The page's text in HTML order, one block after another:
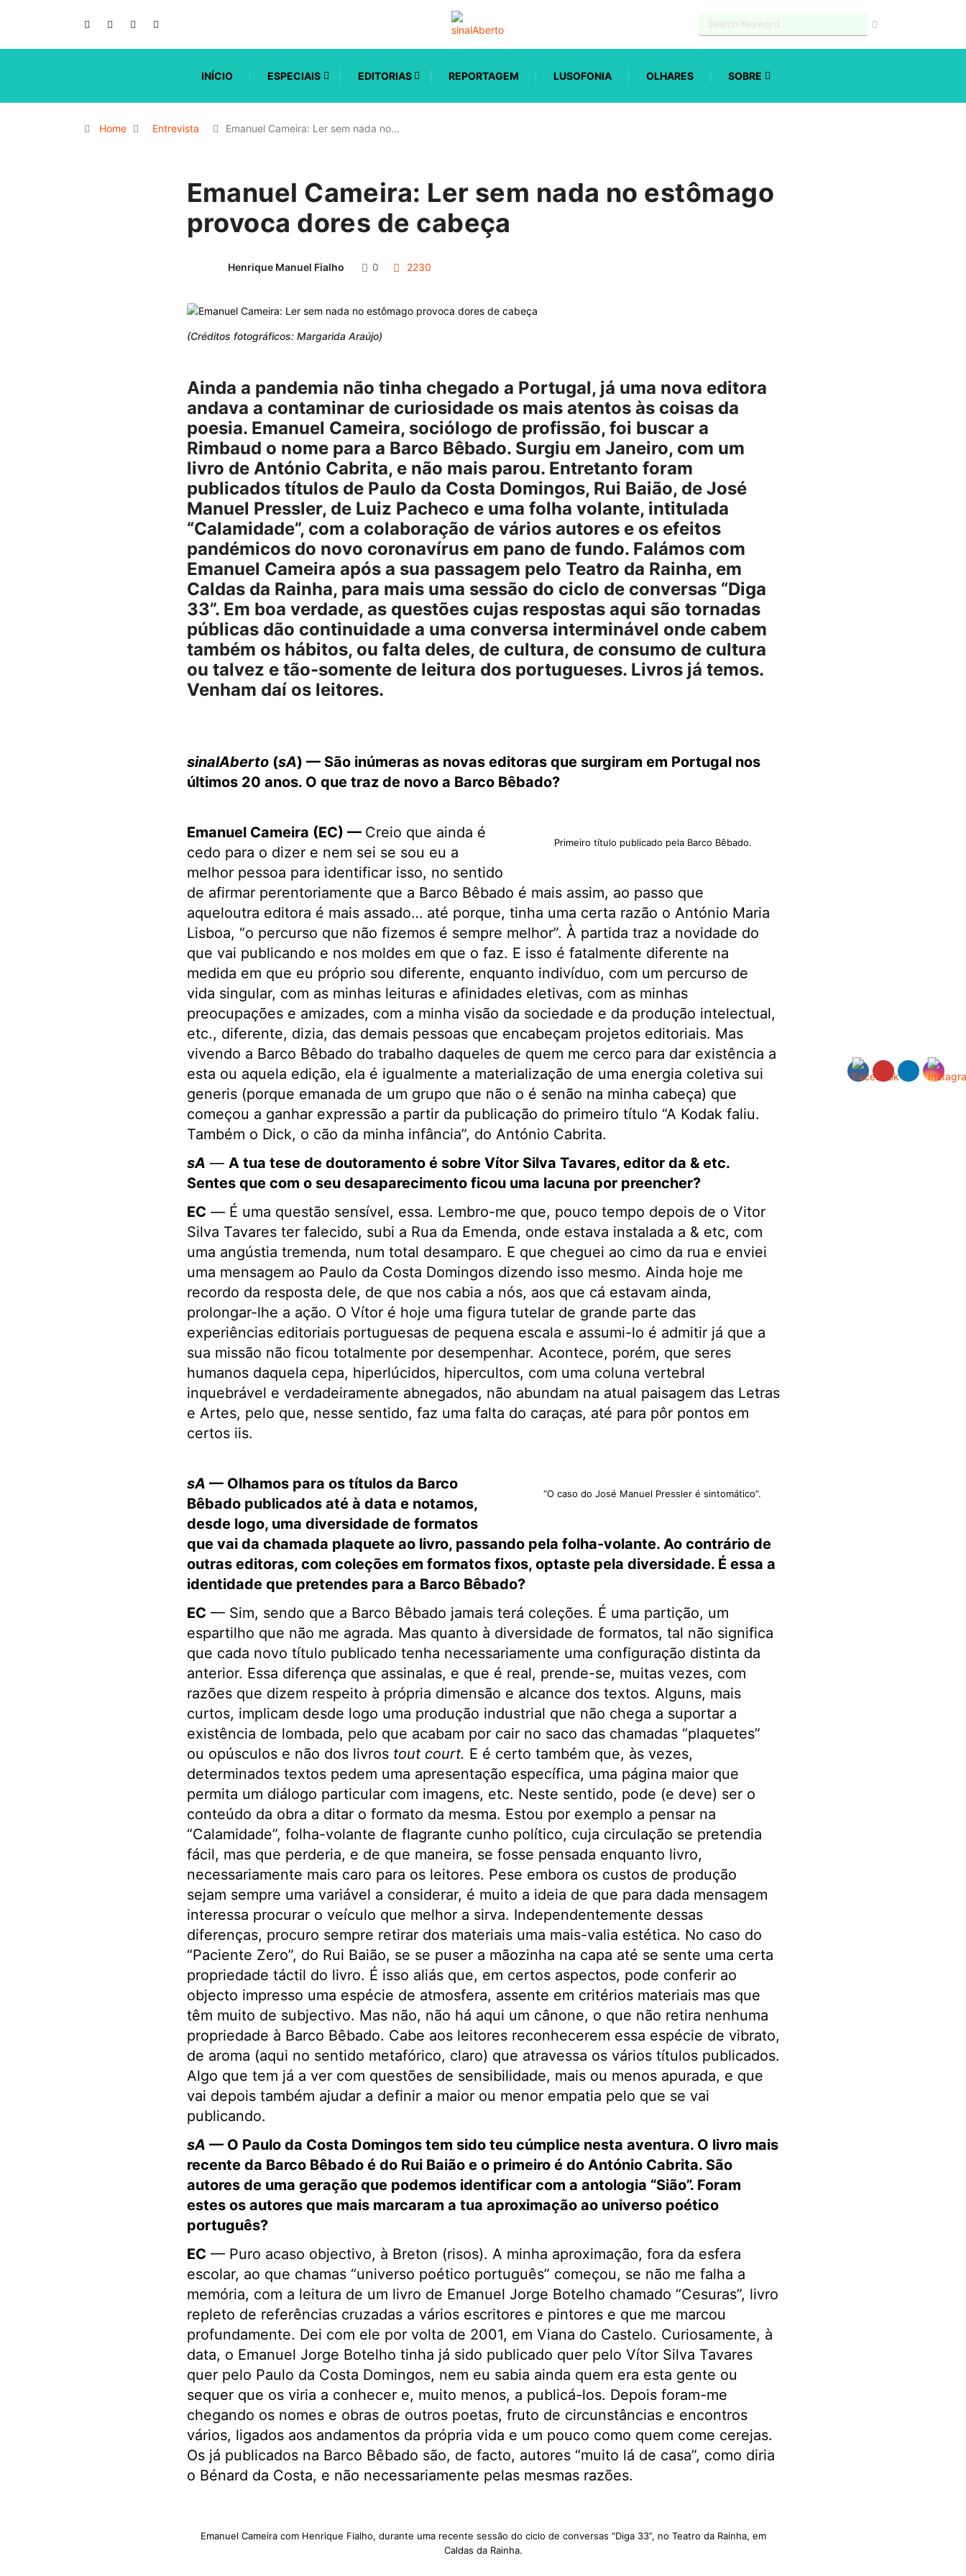
INÍCIO ESPECIAIS EDITORIAS REPORTAGEM LUSOFONIA OLHARES SOBRE
Home Entrevista Emanuel Cameira: Ler sem nada no…
Emanuel Cameira: Ler sem nada no estômago
provoca dores de cabeça
Henrique Manuel Fialho 0 2230
(Créditos fotográficos: Margarida Araújo)
Ainda a pandemia não tinha chegado a Portugal, já uma nova editora
andava a contaminar de curiosidade os mais atentos às coisas da
poesia. Emanuel Cameira, sociólogo de profissão, foi buscar a
Rimbaud o nome para a Barco Bêbado. Surgiu em Janeiro, com um
livro de António Cabrita, e não mais parou. Entretanto foram
publicados títulos de Paulo da Costa Domingos, Rui Baião, de José
Manuel Pressler, de Luiz Pacheco e uma folha volante, intitulada
“Calamidade”, com a colaboração de vários autores e os efeitos
pandémicos do novo coronavírus em pano de fundo. Falámos com
Emanuel Cameira após a sua passagem pelo Teatro da Rainha, em
Caldas da Rainha, para mais uma sessão do ciclo de conversas “Diga
33”. Em boa verdade, as questões cujas respostas aqui são tornadas
públicas dão continuidade a uma conversa interminável onde cabem
também os hábitos, ou falta deles, de cultura, de consumo de cultura
ou talvez e tão-somente de leitura dos portugueses. Livros já temos.
Venham daí os leitores.
sinalAberto(sA) — São inúmeras as novas editoras que surgiram em Portugal nos
últimos 20 anos. O que traz de novo a Barco Bêbado?
Primeiro título publicado pela Barco Bêbado.
Emanuel Cameira (EC) — Creio que ainda é
cedo para o dizer e nem sei se sou eu a
melhor pessoa para identificar isso, no sentido
de afirmar perentoriamente que a Barco Bêbado é mais assim, ao passo que
aqueloutra editora é mais assado… até porque, tinha uma certa razão o António Maria
Lisboa, “o percurso que não fizemos é sempre melhor”. À partida traz a novidade do
que vai publicando e nos moldes em que o faz. E isso é fatalmente diferente na
medida em que eu próprio sou diferente, enquanto indivíduo, com um percurso de
vida singular, com as minhas leituras e afinidades eletivas, com as minhas
preocupações e amizades, com a minha visão da sociedade e da produção intelectual,
etc., diferente, dizia, das demais pessoas que encabeçam projetos editoriais. Mas
vivendo a Barco Bêbado do trabalho daqueles de quem me cerco para dar existência a
esta ou aquela edição, ela é igualmente a materialização de uma energia coletiva sui
generis (porque emanada de um grupo que não o é senão na minha cabeça) que
começou a ganhar expressão a partir da publicação do primeiro título “A Kodak faliu.
Também o Dick, o cão da minha infância”, do António Cabrita.
sA — A tua tese de doutoramento é sobre Vítor Silva Tavares, editor da & etc.
Sentes que com o seu desaparecimento ficou uma lacuna por preencher?
EC — É uma questão sensível, essa. Lembro-me que, pouco tempo depois de o Vitor
Silva Tavares ter falecido, subi a Rua da Emenda, onde estava instalada a & etc, com
uma angústia tremenda, num total desamparo. E que cheguei ao cimo da rua e enviei
uma mensagem ao Paulo da Costa Domingos dizendo isso mesmo. Ainda hoje me
recordo da resposta dele, de que nos cabia a nós, aos que cá estavam ainda,
prolongar-lhe a ação. O Vítor é hoje uma figura tutelar de grande parte das
experiências editoriais portuguesas de pequena escala e assumi-lo é admitir já que a
sua missão não ficou totalmente por desempenhar. Acontece, porém, que seres
humanos daquela cepa, hiperlúcidos, hipercultos, com uma coluna vertebral
inquebrável e verdadeiramente abnegados, não abundam na atual paisagem das Letras
e Artes, pelo que, nesse sentido, faz uma falta do caraças, até para pôr pontos em
certos iis.
“O caso do José Manuel Pressler é sintomático”.
sA — Olhamos para os títulos da Barco
Bêbado publicados até à data e notamos,
desde logo, uma diversidade de formatos
que vai da chamada plaquete ao livro, passando pela folha-volante. Ao contrário de
outras editoras, com coleções em formatos fixos, optaste pela diversidade. É essa a
identidade que pretendes para a Barco Bêbado?
EC — Sim, sendo que a Barco Bêbado jamais terá coleções. É uma partição, um
espartilho que não me agrada. Mas quanto à diversidade de formatos, tal não significa
que cada novo título publicado tenha necessariamente uma configuração distinta da
anterior. Essa diferença que assinalas, e que é real, prende-se, muitas vezes, com
razões que dizem respeito à própria dimensão e alcance dos textos. Alguns, mais
curtos, implicam desde logo uma produção industrial que não chega a suportar a
existência de lombada, pelo que acabam por cair no saco das chamadas “plaquetes”
ou opúsculos e não dos livros tout court. E é certo também que, às vezes,
determinados textos pedem uma apresentação específica, uma página maior que
permita um diálogo particular com imagens, etc. Neste sentido, pode (e deve) ser o
conteúdo da obra a ditar o formato da mesma. Estou por exemplo a pensar na
“Calamidade”, folha-volante de flagrante cunho político, cuja circulação se pretendia
fácil, mas que perderia, e de que maneira, se fosse pensada enquanto livro,
necessariamente mais caro para os leitores. Pese embora os custos de produção
sejam sempre uma variável a considerar, é muito a ideia de que para dada mensagem
interessa procurar o veículo que melhor a sirva. Independentemente dessas
diferenças, procuro sempre retirar dos materiais uma mais-valia estética. No caso do
“Paciente Zero”, do Rui Baião, se se puser a mãozinha na capa até se sente uma certa
propriedade táctil do livro. É isso aliás que, em certos aspectos, pode conferir ao
objecto impresso uma espécie de atmosfera, assente em critérios materiais mas que
têm muito de subjectivo. Mas não, não há aqui um cânone, o que não retira nenhuma
propriedade à Barco Bêbado. Cabe aos leitores reconhecerem essa espécie de vibrato,
de aroma (aqui no sentido metafórico, claro) que atravessa os vários títulos publicados.
Algo que tem já a ver com questões de sensibilidade, mais ou menos apurada, e que
vai depois também ajudar a definir a maior ou menor empatia pelo que se vai
publicando.
sA — O Paulo da Costa Domingos tem sido teu cúmplice nesta aventura. O livro mais
recente da Barco Bêbado é do Rui Baião e o primeiro é do António Cabrita. São
autores de uma geração que podemos identificar com a antologia “Sião”. Foram
estes os autores que mais marcaram a tua aproximação ao universo poético
português?
EC — Puro acaso objectivo, à Breton (risos). A minha aproximação, fora da esfera
escolar, ao que chamas “universo poético português” começou, se não me falha a
memória, com a leitura de um livro de Emanuel Jorge Botelho chamado “Cesuras”, livro
repleto de referências cruzadas a vários escritores e pintores e que me marcou
profundamente. Dei com ele por volta de 2001, em Viana do Castelo. Curiosamente, à
data, o Emanuel Jorge Botelho tinha já sido publicado quer pelo Vítor Silva Tavares
quer pelo Paulo da Costa Domingos, nem eu sabia ainda quem era esta gente ou
sequer que os viria a conhecer e, muito menos, a publicá-los. Depois foram-me
chegando os nomes e obras de outros poetas, fruto de circunstâncias e encontros
vários, ligados aos andamentos da própria vida e um pouco como quem come cerejas.
Os já publicados na Barco Bêbado são, de facto, autores “muito lá de casa”, como diria
o Bénard da Costa, e não necessariamente pelas mesmas razões.
Emanuel Cameira com Henrique Fialho, durante uma recente sessão do ciclo de conversas “Diga 33”, no Teatro da Rainha, em
Caldas da Rainha.